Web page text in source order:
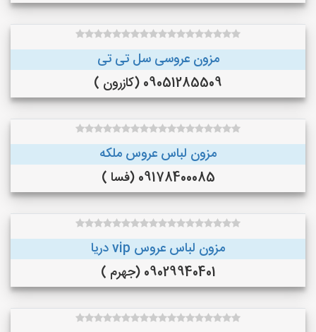
مزون عروسی سل تی تی
09051285509 (کازرون )
مزون لباس عروس ملکه
09178400085 (فسا )
مزون لباس عروس vip دریا
09029940401 (جهرم )